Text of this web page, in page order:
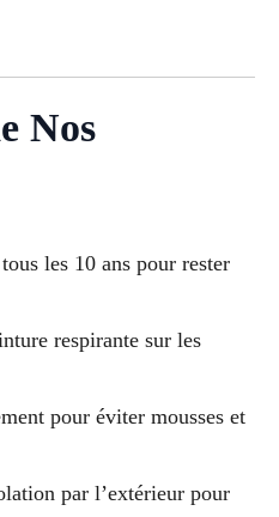
Nos
les 10 ans pour rester
respirante sur les
pour éviter mousses et
par l’extérieur pour